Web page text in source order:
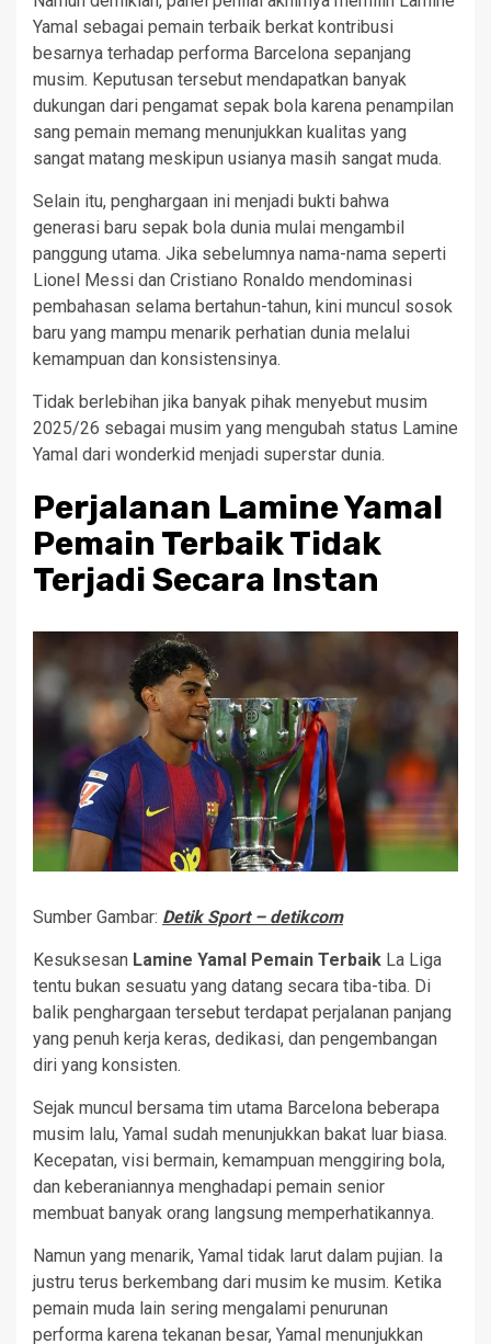
Yamal sebagai pemain terbaik berkat kontribusi
besarnya terhadap performa Barcelona sepanjang
musim. Keputusan tersebut mendapatkan banyak
dukungan dari pengamat sepak bola karena penampilan
sang pemain memang menunjukkan kualitas yang
sangat matang meskipun usianya masih sangat muda.
Selain itu, penghargaan ini menjadi bukti bahwa
generasi baru sepak bola dunia mulai mengambil
panggung utama. Jika sebelumnya nama-nama seperti
Lionel Messi dan Cristiano Ronaldo mendominasi
pembahasan selama bertahun-tahun, kini muncul sosok
baru yang mampu menarik perhatian dunia melalui
kemampuan dan konsistensinya.
Tidak berlebihan jika banyak pihak menyebut musim
2025/26 sebagai musim yang mengubah status Lamine
Yamal dari wonderkid menjadi superstar dunia.
Perjalanan Lamine Yamal
Pemain Terbaik Tidak
Terjadi Secara Instan
Sumber Gambar: Detik Sport – detikcom
Kesuksesan Lamine Yamal Pemain Terbaik La Liga
tentu bukan sesuatu yang datang secara tiba-tiba. Di
balik penghargaan tersebut terdapat perjalanan panjang
yang penuh kerja keras, dedikasi, dan pengembangan
diri yang konsisten.
Sejak muncul bersama tim utama Barcelona beberapa
musim lalu, Yamal sudah menunjukkan bakat luar biasa.
Kecepatan, visi bermain, kemampuan menggiring bola,
dan keberaniannya menghadapi pemain senior
membuat banyak orang langsung memperhatikannya.
Namun yang menarik, Yamal tidak larut dalam pujian. Ia
justru terus berkembang dari musim ke musim. Ketika
pemain muda lain sering mengalami penurunan
performa karena tekanan besar, Yamal menunjukkan